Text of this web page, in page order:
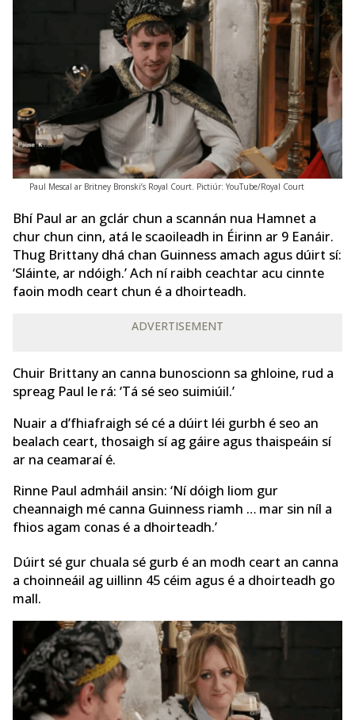
Paul Mescal ar Britney Bronski’s Royal Court. Pictiúr: YouTube/Royal Court
Bhí Paul ar an gclár chun a scannán nua Hamnet a
chur chun cinn, atá le scaoileadh in Éirinn ar 9 Eanáir.
Thug Brittany dhá chan Guinness amach agus dúirt sí:
‘Sláinte, ar ndóigh.’ Ach ní raibh ceachtar acu cinnte
faoin modh ceart chun é a dhoirteadh.
ADVERTISEMENT
Chuir Brittany an canna bunoscionn sa ghloine, rud a
spreag Paul le rá: ‘Tá sé seo suimiúil.’
Nuair a d’fhiafraigh sé cé a dúirt léi gurbh é seo an
bealach ceart, thosaigh sí ag gáire agus thaispeáin sí
ar na ceamaraí é.
Rinne Paul admháil ansin: ‘Ní dóigh liom gur
cheannaigh mé canna Guinness riamh … mar sin níl a
fhios agam conas é a dhoirteadh.’
Dúirt sé gur chuala sé gurb é an modh ceart an canna
a choinneáil ag uillinn 45 céim agus é a dhoirteadh go
mall.